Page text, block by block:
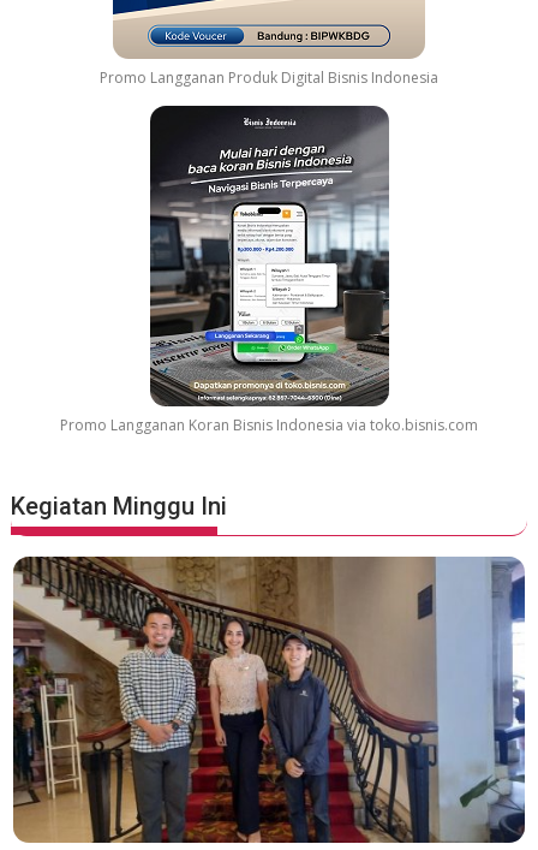
Promo Langganan Produk Digital Bisnis Indonesia
Promo Langganan Koran Bisnis Indonesia via toko.bisnis.com
Kegiatan Minggu Ini